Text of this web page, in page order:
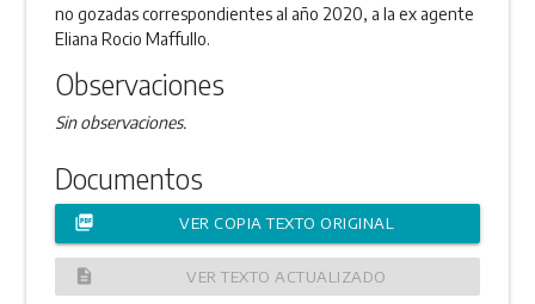
no gozadas correspondientes al año 2020, a la ex agente
Eliana Rocio Maffullo.
Observaciones
Sin observaciones.
Documentos
picture_as_pdf VER COPIA TEXTO ORIGINAL
description VER TEXTO ACTUALIZADO